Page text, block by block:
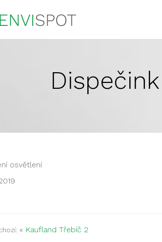
osvětlení
« Kaufland Třebíč 2